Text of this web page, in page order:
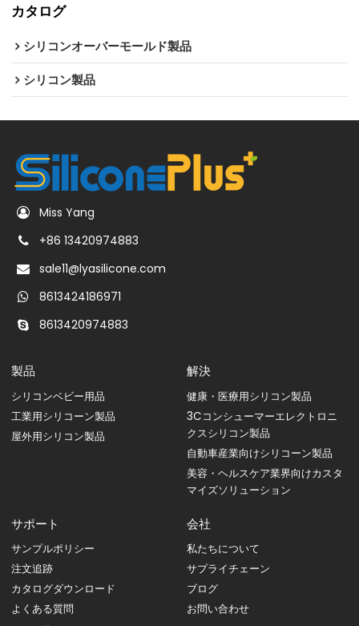
カタログ
シリコンオーバーモールド製品
シリコン製品
Miss Yang
+86 13420974883
sale11@lyasilicone.com
8613424186971
8613420974883
製品
シリコンベビー用品
工業用シリコーン製品
屋外用シリコン製品
解決
健康・医療用シリコン製品
3Cコンシューマーエレクトロニ
クスシリコン製品
自動車産業向けシリコーン製品
美容・ヘルスケア業界向けカスタ
マイズソリューション
サポート
サンプルポリシー
注文追跡
カタログダウンロード
よくある質問
会社
私たちについて
サプライチェーン
ブログ
お問い合わせ